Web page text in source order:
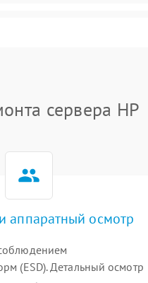
сервера HP
аппаратный осмотр
(ESD). Детальный осмотр